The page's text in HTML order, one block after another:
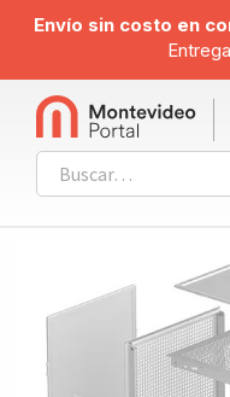
Envío sin costo en